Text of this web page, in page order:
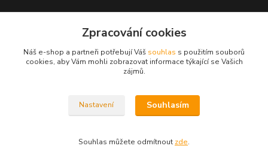
+420 608 835 880
info@dlata.eu
© Copyright 2013 - 2026 Dlata.eu
Zpracování cookies
Náš e-shop a partneři potřebují Váš souhlas s použitím souborů
cookies, aby Vám mohli zobrazovat informace týkající se Vašich
zájmů.
Nastavení Souhlasím
Souhlas můžete odmítnout zde.